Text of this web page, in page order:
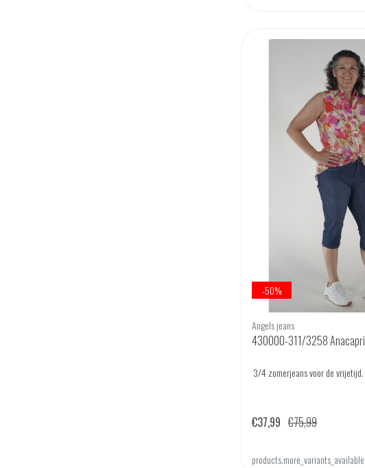
-50%
Angels jeans
430000-311/3258 Anacapri
3/4 zomerjeans voor de vrijetijd.
€37,99 €75,99
products.more_variants_available